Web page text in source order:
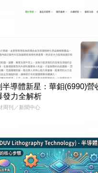
半導體新星：華鉬(6990)營
發力全解析
周刊／新聞中心